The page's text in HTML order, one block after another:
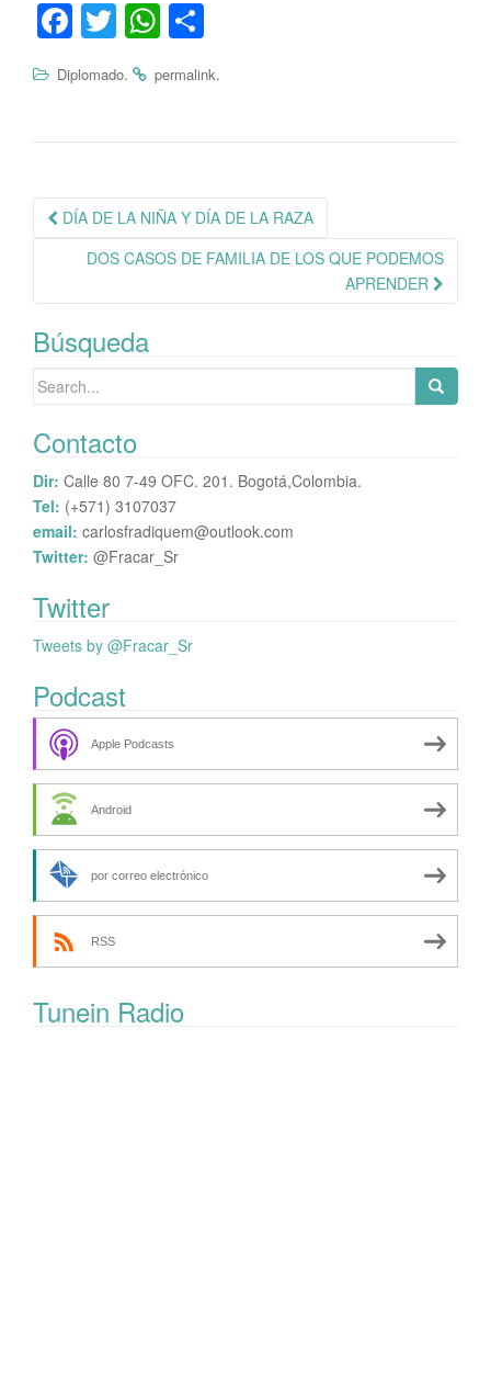
Fa
bo
T
tte
W
ts
m
Diplomado. permalink.
Navegación
DÍA DE LA NIÑA Y DÍA DE LA RAZA
DOS CASOS DE FAMILIA DE LOS QUE PODEMOS
APRENDER
Búsqueda
Search
Contacto
Dir: Calle 80 7-49 OFC. 201. Bogotá,Colombia.
Tel: (+571) 3107037
email: carlosfradiquem@outlook.com
Twitter: @Fracar_Sr
Twitter
Tweets by @Fracar_Sr
Podcast
Apple Podcasts
Android
por correo electrónico
RSS
Tunein Radio